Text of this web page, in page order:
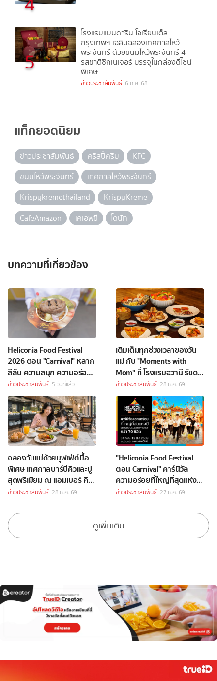
5
โรงแรมแมนดาริน โอเรียนเต็ล
กรุงเทพฯ เฉลิมฉลองเทศกาลไหว้
พระจันทร์ ด้วยขนมไหว้พระจันทร์ 4
รสชาติซิกเนเจอร์ บรรจุในกล่องดีไซน์
พิเศษ
ข่าวประชาสัมพันธ์ 6 ก.ย. 68
แท็กยอดนิยม
ข่าวประชาสัมพันธ์ คริสปี้ครีม
KFC
ขนมไหว้พระจันทร์
เทศกาลไหว้พระจันทร์
Krispykremethailand
KrispyKreme
CafeAmazon
เคเอฟซี โดนัท
บทความที่เกี่ยวข้อง
Heliconia Food Festival
2026 ตอน "Carnival" หลาก
สีสัน ความสนุก ความอร่อย
Celebrity Chef กว่า 70 ชีวิต
ข่าวประชาสัมพันธ์ 5 วันที่แล้ว
เติมเต็มทุกช่วงเวลาของวัน
แม่ กับ "Moments with
Mom" ที่ โรงแรมอวานี รัชดา
กรุงเทพฯ
ข่าวประชาสัมพันธ์ 28 ก.ค. 69
ฉลองวันแม่ด้วยบุฟเฟ่ต์มื้อ
พิเศษ เทศกาลบาร์บีคิวและปู
สุดพรีเมียม ณ แอมเบอร์ คิท
เช่น โรงแรมหัวหิน แมริออท
ข่าวประชาสัมพันธ์ 28 ก.ค. 69
"Heliconia Food Festival
ตอน Carnival" คาร์นิวัล
ความอร่อยที่ใหญ่ที่สุดแห่งปี
กับ Celebrity Chef กว่า 70
ข่าวประชาสัมพันธ์ 27 ก.ค. 69
ดูเพิ่มเติม